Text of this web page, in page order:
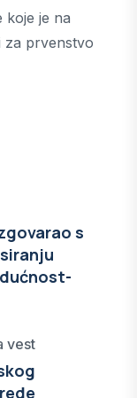
koje je na
za prvenstvo
s
vest